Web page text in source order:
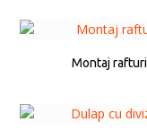
Montaj rafturi